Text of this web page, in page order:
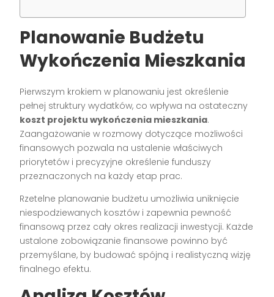
Planowanie Budżetu
Wykończenia Mieszkania
Pierwszym krokiem w planowaniu jest określenie
pełnej struktury wydatków, co wpływa na ostateczny
koszt projektu wykończenia mieszkania.
Zaangażowanie w rozmowy dotyczące możliwości
finansowych pozwala na ustalenie właściwych
priorytetów i precyzyjne określenie funduszy
przeznaczonych na każdy etap prac.
Rzetelne planowanie budżetu umożliwia uniknięcie
niespodziewanych kosztów i zapewnia pewność
finansową przez cały okres realizacji inwestycji. Każde
ustalone zobowiązanie finansowe powinno być
przemyślane, by budować spójną i realistyczną wizję
finalnego efektu.